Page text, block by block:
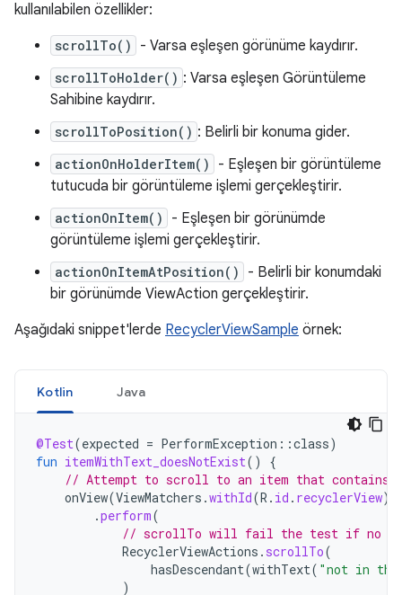
kullanılabilen özellikler:
scrollTo() - Varsa eşleşen görünüme kaydırır.
scrollToHolder() : Varsa eşleşen Görüntüleme
Sahibine kaydırır.
scrollToPosition() : Belirli bir konuma gider.
actionOnHolderItem()
- Eşleşen bir görüntüleme
tutucuda bir görüntüleme işlemi gerçekleştirir.
actionOnItem()
- Eşleşen bir görünümde
görüntüleme işlemi gerçekleştirir.
actionOnItemAtPosition()
- Belirli bir konumdaki
bir görünümde ViewAction gerçekleştirir.
Aşağıdaki snippet'lerde RecyclerViewSample örnek:
Kotlin Java
@Test(expected = PerformException ::class)
fun itemWithText_doesNotExist()
{
// Attempt to scroll to an item that contains
onView(ViewMatchers .withId(R . id . recyclerView))
.perform(
// scrollTo will fail the test if no
RecyclerViewActions . scrollTo(
hasDescendant(withText( "not in
)